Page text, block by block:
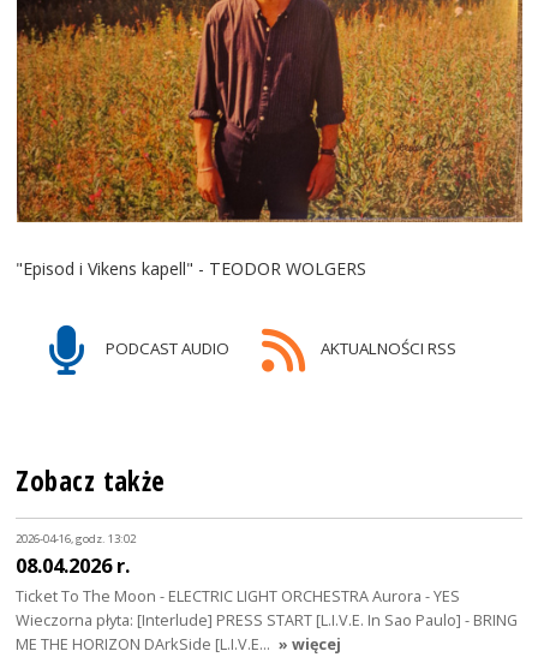
"Episod i Vikens kapell" - TEODOR WOLGERS
PODCAST AUDIO AKTUALNOŚCI RSS
Zobacz także
2026-04-16, godz. 13:02
08.04.2026 r.
Ticket To The Moon - ELECTRIC LIGHT ORCHESTRA Aurora - YES
Wieczorna płyta: [Interlude] PRESS START [L.I.V.E. In Sao Paulo] - BRING
ME THE HORIZON DArkSide [L.I.V.E… » więcej